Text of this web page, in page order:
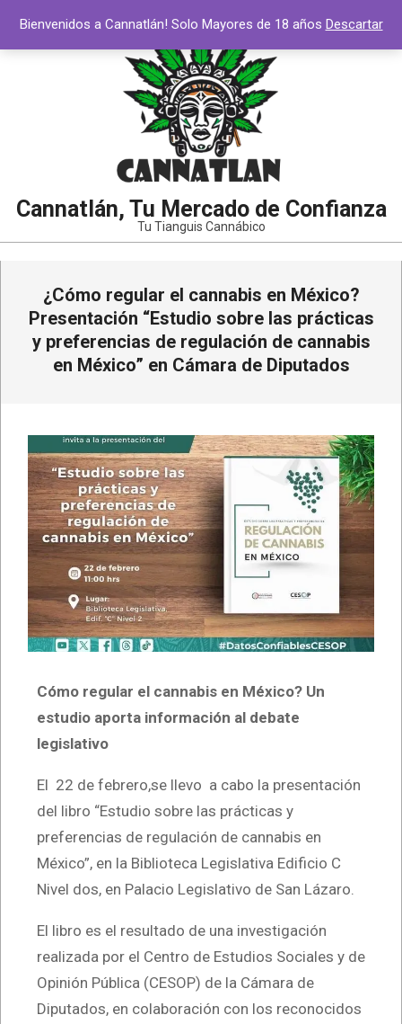
Cannatlán, Tu Mercado de Confianza
Tu Tianguis Cannábico
¿Cómo regular el cannabis en México?
Presentación “Estudio sobre las prácticas
y preferencias de regulación de cannabis
en México” en Cámara de Diputados
Cómo regular el cannabis en México? Un
estudio aporta información al debate
legislativo
El 22 de febrero,se llevo a cabo la presentación
del libro “Estudio sobre las prácticas y
preferencias de regulación de cannabis en
México”, en la Biblioteca Legislativa Edificio C
Nivel dos, en Palacio Legislativo de San Lázaro.
El libro es el resultado de una investigación
realizada por el Centro de Estudios Sociales y de
Opinión Pública (CESOP) de la Cámara de
Diputados, en colaboración con los reconocidos
Bienvenidos a Cannatlán! Solo Mayores de 18 años Descartar